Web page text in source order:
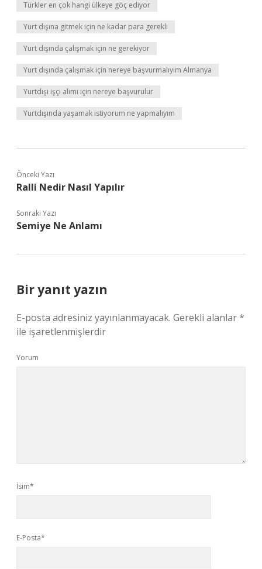
Türkler en çok hangi ülkeye göç ediyor
Yurt dışına gitmek için ne kadar para gerekli
Yurt dışında çalışmak için ne gerekiyor
Yurt dışında çalışmak için nereye başvurmalıyım Almanya
Yurtdışı işçi alımı için nereye başvurulur
Yurtdışında yaşamak istiyorum ne yapmalıyım
Önceki Yazı
Ralli Nedir Nasıl Yapılır
Sonraki Yazı
Semiye Ne Anlamı
Bir yanıt yazın
E-posta adresiniz yayınlanmayacak. Gerekli alanlar*
ile işaretlenmişlerdir
Yorum
İsim*
E-Posta*